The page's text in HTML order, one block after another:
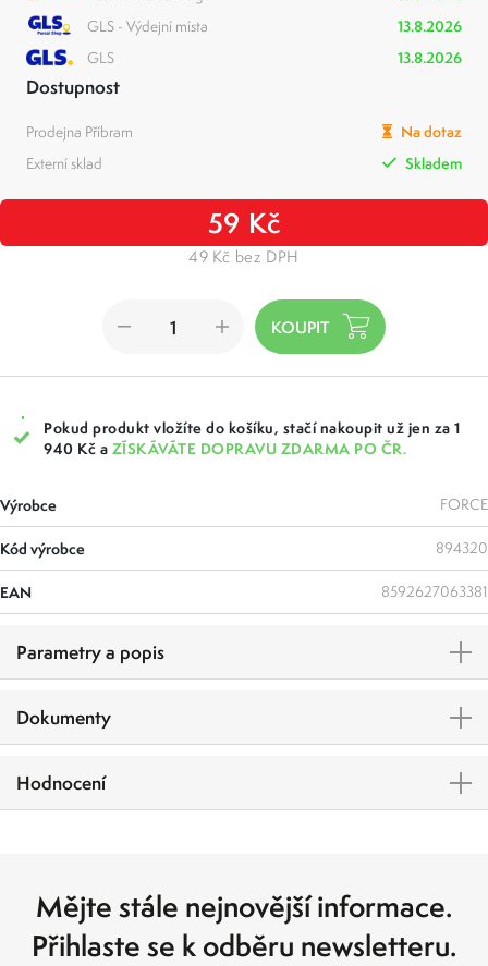
GLS - Výdejní místa
13.8.2026
GLS
13.8.2026
Dostupnost
Prodejna Příbram
Na dotaz
Externí sklad
Skladem
59 Kč
49 Kč bez DPH
Pokud produkt vložíte do košíku, stačí nakoupit už jen za 1
940 Kč a ZÍSKÁVÁTE DOPRAVU ZDARMA PO ČR.
Výrobce FORCE
Kód výrobce 894320
EAN 8592627063381
Parametry a popis
Dokumenty
Hodnocení
Mějte stále nejnovější informace.
Přihlaste se k odběru newsletteru.